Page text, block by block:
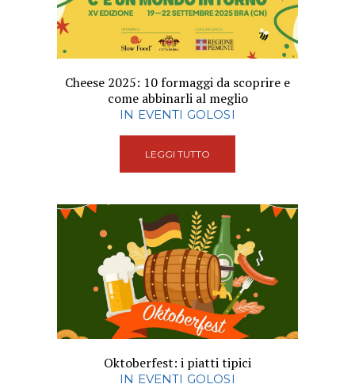
Cheese 2025: 10 formaggi da scoprire e
come abbinarli al meglio
IN EVENTI GOLOSI
LEGGI TUTTO
Oktoberfest: i piatti tipici
IN EVENTI GOLOSI